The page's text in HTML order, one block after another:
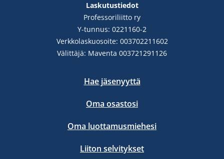
Laskutustiedot
Professoriliitto ry
Y-tunnus: 0221160-2
Verkkolaskuosoite: 003702211602
Välittäjä: Maventa 003721291126
Hae jäsenyyttä
Oma osastosi
Oma luottamusmiehesi
Liiton selvitykset